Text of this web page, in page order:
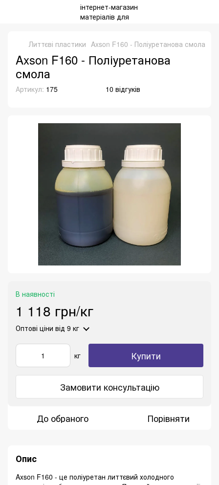
Литтєві пластики Axson F160 - Поліуретанова смола
Axson F160 - Поліуретанова
смола
Артикул: 175 10 відгуків
В наявності
1 118 грн/кг
Оптові ціни від 9 кг
кг Купити
Замовити консультацію
До обраного Порівняти
Опис
Axson F160 - це поліуретан литтєвий холодного